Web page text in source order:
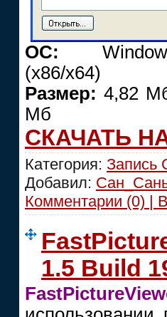
ОС:
(x86/x64)
Размер: 4,82
Мб
СКАЧАТЬ
Категория: Запись
Добавил:
Комментарии (0) |
1.5 Build